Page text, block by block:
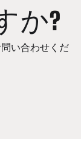
か?
い合わせくだ